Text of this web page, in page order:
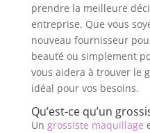
prendre la meilleure
entreprise. Que vous
nouveau fournisseur
beauté ou simplement
vous aidera à trouver le
idéal pour vos besoins.
Qu’est-ce qu’un
Un grossiste maquillage